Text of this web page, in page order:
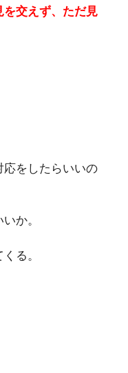
交えず、ただ見
をしたらいいの
か。
る。